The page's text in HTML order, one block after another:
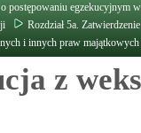
postępowaniu egzekucyjnym
Rozdział 5a.
i innych praw majątkowych
z